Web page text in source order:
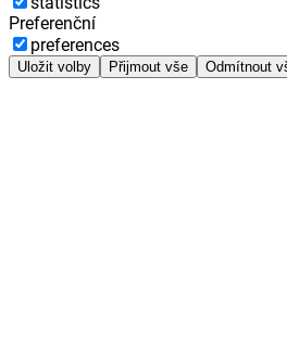
Preferenční
preferences
Uložit volby Přijmout vše Odmítnout